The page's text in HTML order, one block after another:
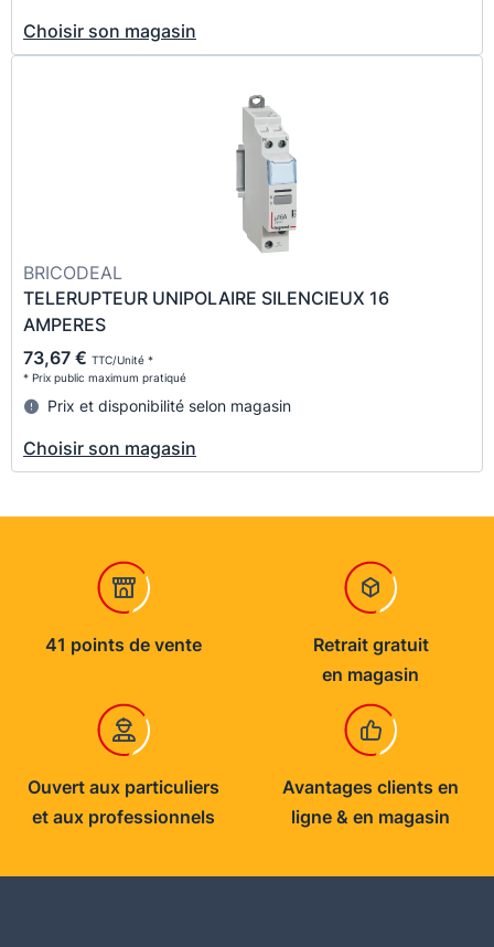
Choisir son magasin
BRICODEAL
TELERUPTEUR UNIPOLAIRE SILENCIEUX 16
AMPERES
73,67 € TTC/Unité *
* Prix public maximum pratiqué
Prix et disponibilité selon magasin
Choisir son magasin
41 points de vente
Retrait gratuit
en magasin
Ouvert aux particuliers
et aux professionnels
Avantages clients en
ligne & en magasin